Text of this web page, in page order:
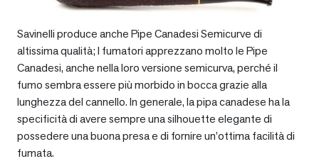
Savinelli produce anche Pipe Canadesi Semicurve di
altissima qualità; I fumatori apprezzano molto le Pipe
Canadesi, anche nella loro versione semicurva, perché il
fumo sembra essere più morbido in bocca grazie alla
lunghezza del cannello. In generale, la pipa canadese ha la
specificità di avere sempre una silhouette elegante di
possedere una buona presa e di fornire un’ottima facilità di
fumata.